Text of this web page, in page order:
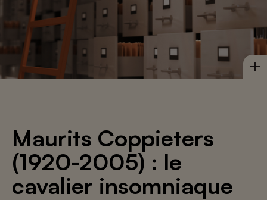
Maurits Coppieters
(1920-2005) : le
cavalier insomniaque